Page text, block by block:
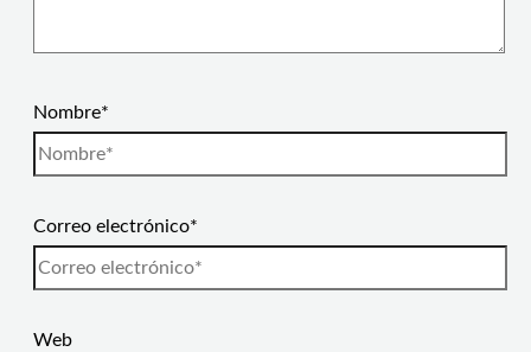
Nombre*
Correo electrónico*
Web